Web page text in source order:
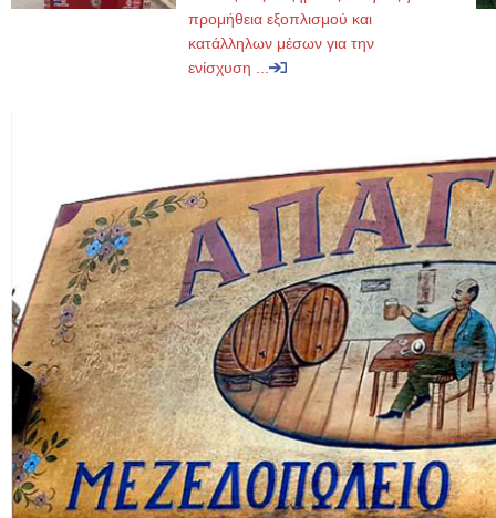
προμήθεια εξοπλισμού και
κατάλληλων μέσων για την
ενίσχυση ...